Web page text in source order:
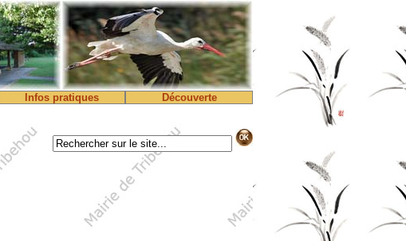
Infos pratiques Découverte